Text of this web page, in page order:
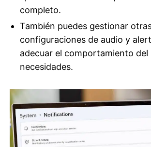
completo.
También puedes gestionar
configuraciones de audio y
adecuar el comportamiento del
necesidades.